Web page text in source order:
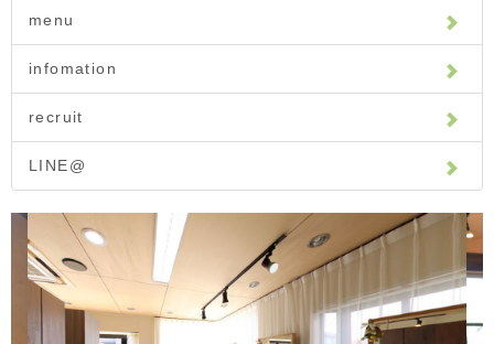
menu
infomation
recruit
LINE@